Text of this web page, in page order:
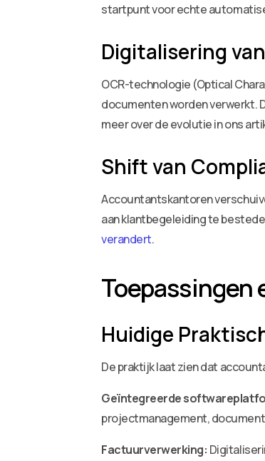
startpunt voor echte
Digitalisering
OCR-technologie (Optical
documenten worden verwerkt.
meer over de evolutie in ons
Shift van
Accountantskantoren
aan klantbegeleiding te
verandert.
Toepassingen
Huidige
De praktijk laat zien dat
Geïntegreerde
projectmanagement,
Factuurverwerking: